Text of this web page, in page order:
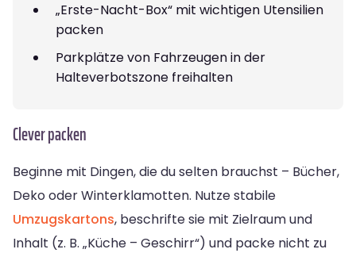
„Erste-Nacht-Box“ mit wichtigen Utensilien
packen
Parkplätze von Fahrzeugen in der
Halteverbotszone freihalten
Clever packen
Beginne mit Dingen, die du selten brauchst – Bücher,
Deko oder Winterklamotten. Nutze stabile
Umzugskartons, beschrifte sie mit Zielraum und
Inhalt (z. B. „Küche – Geschirr“) und packe nicht zu